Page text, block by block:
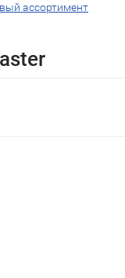
ассортимент